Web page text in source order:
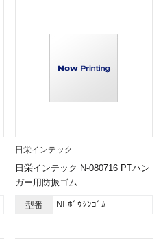
日栄インテック
日栄インテック N-080716 PTハン
ガー用防振ゴム
型番 NI-ﾎﾞｳｼﾝｺﾞﾑ